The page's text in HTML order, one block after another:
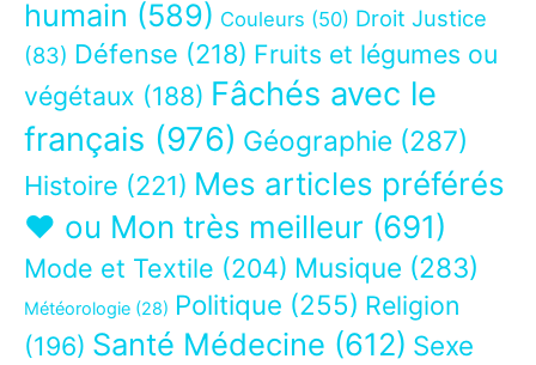
humain (589) Couleurs (50) Droit Justice
(83) Défense (218) Fruits et légumes ou
végétaux (188) Fâchés avec le
français (976) Géographie (287)
Histoire (221) Mes articles préférés
❤ ou Mon très meilleur (691)
Mode et Textile (204) Musique (283)
Météorologie (28) Politique (255) Religion
(196) Santé Médecine (612) Sexe